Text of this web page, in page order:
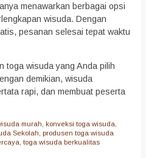
menawarkan berbagai opsi
wisuda. Dengan
pesanan selesai tepat waktu
toga wisuda yang Anda pilih
demikian, wisuda
rapi, dan membuat peserta
murah konveksi toga wisuda
Sekolah produsen toga wisuda
toga wisuda berkualitas